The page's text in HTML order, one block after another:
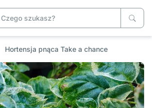
Hortensja pnąca Take a chance